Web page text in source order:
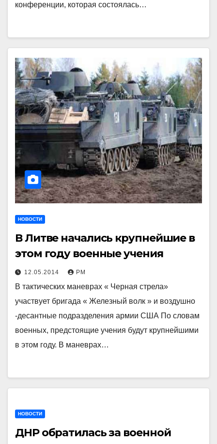
конференции, которая состоялась…
НОВОСТИ
В Литве начались крупнейшие в
этом году военные учения
12.05.2014 РМ
В тактических маневрах « Черная стрела»
участвует бригада « Железный волк » и воздушно
-десантные подразделения армии США По словам
военных, предстоящие учения будут крупнейшими
в этом году. В маневрах…
НОВОСТИ
ДНР обратилась за военной